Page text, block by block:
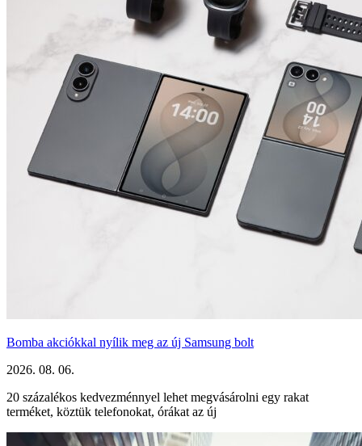
Bomba akciókkal nyílik meg az új Samsung bolt
2026. 08. 06.
20 százalékos kedvezménnyel lehet megvásárolni egy rakat
terméket, köztük telefonokat, órákat az új